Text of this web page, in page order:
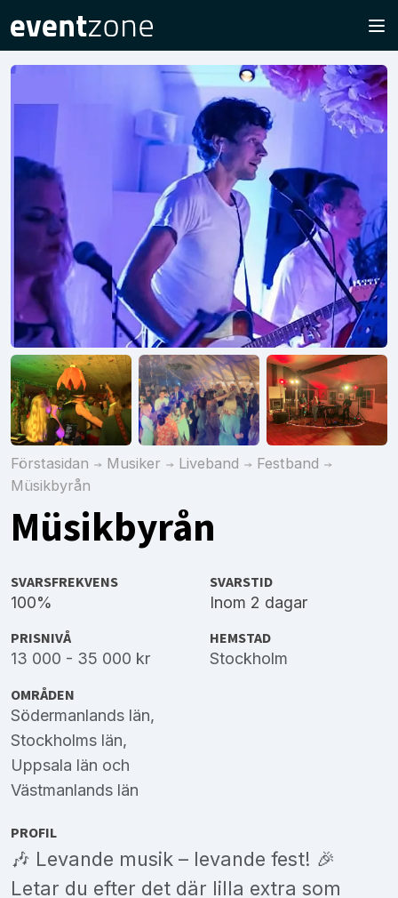
Förstasidan Musiker Liveband
Festband
Müsikbyrån
Müsikbyrån
SVARSFREKVENS
100%
SVARSTID
Inom 2 dagar
PRISNIVÅ
13 000 - 35 000 kr
HEMSTAD
Stockholm
OMRÅDEN
Södermanlands län,
Stockholms län,
Uppsala län och
Västmanlands län
PROFIL
🎶 Levande musik – levande fest! 🎉
Letar du efter det där lilla extra som